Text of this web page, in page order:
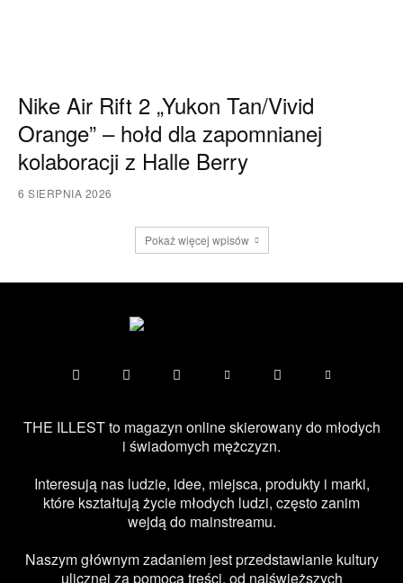
Nike Air Rift 2 „Yukon Tan/Vivid
Orange” – hołd dla zapomnianej
kolaboracji z Halle Berry
6 SIERPNIA 2026
Pokaż więcej wpisów
THE ILLEST to magazyn online skierowany do młodych
i świadomych mężczyzn.
Interesują nas ludzie, idee, miejsca, produkty i marki,
które kształtują życie młodych ludzi, często zanim
wejdą do mainstreamu.
Naszym głównym zadaniem jest przedstawianie kultury
ulicznej za pomocą treści, od najświeższych